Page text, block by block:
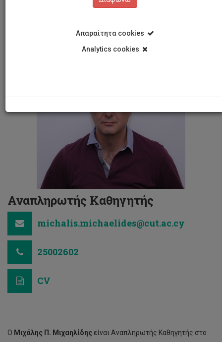
Αναπληρωτής Καθηγητής
michalis.michaelides@cut.ac.cy
25002602
CV
Ο Μιχάλης Π. Μιχαηλίδης είναι Αναπληρωτής Καθηγητής στο
Απαραίτητα cookies
Analytics cookies